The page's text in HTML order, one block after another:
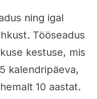
ning igal
Tööseadus
kestuse, mis
kalendripäeva,
10 aastat.